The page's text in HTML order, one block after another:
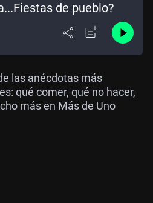
de pueblo?
las anécdotas más
qué comer, qué no hacer,
más en Más de Uno